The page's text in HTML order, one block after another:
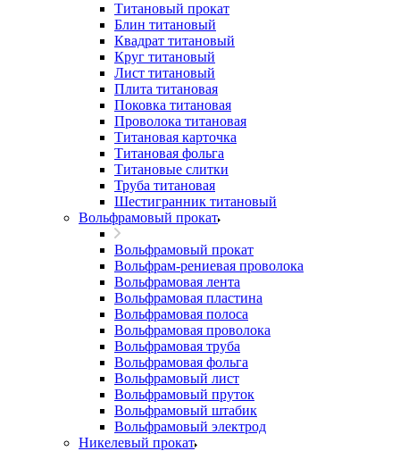
Титановый прокат
Блин титановый
Квадрат титановый
Круг титановый
Лист титановый
Плита титановая
Поковка титановая
Проволока титановая
Титановая карточка
Титановая фольга
Титановые слитки
Труба титановая
Шестигранник титановый
Вольфрамовый прокат
Вольфрамовый прокат
Вольфрам-рениевая проволока
Вольфрамовая лента
Вольфрамовая пластина
Вольфрамовая полоса
Вольфрамовая проволока
Вольфрамовая труба
Вольфрамовая фольга
Вольфрамовый лист
Вольфрамовый пруток
Вольфрамовый штабик
Вольфрамовый электрод
Никелевый прокат